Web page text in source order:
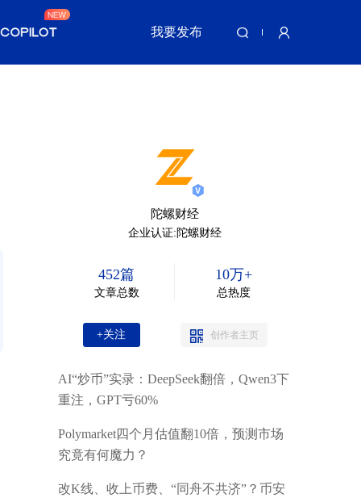
我要发布
陀螺财经
企业认证:陀螺财经
452篇
文章总数
10万+
总热度
+关注 创作者主页
AI“炒币”实录：DeepSeek翻倍，Qwen3下
重注，GPT亏60%
Polymarket四个月估值翻10倍，预测市场
究竟有何魔力？
改K线、收上币费、“同舟不共济”？币安